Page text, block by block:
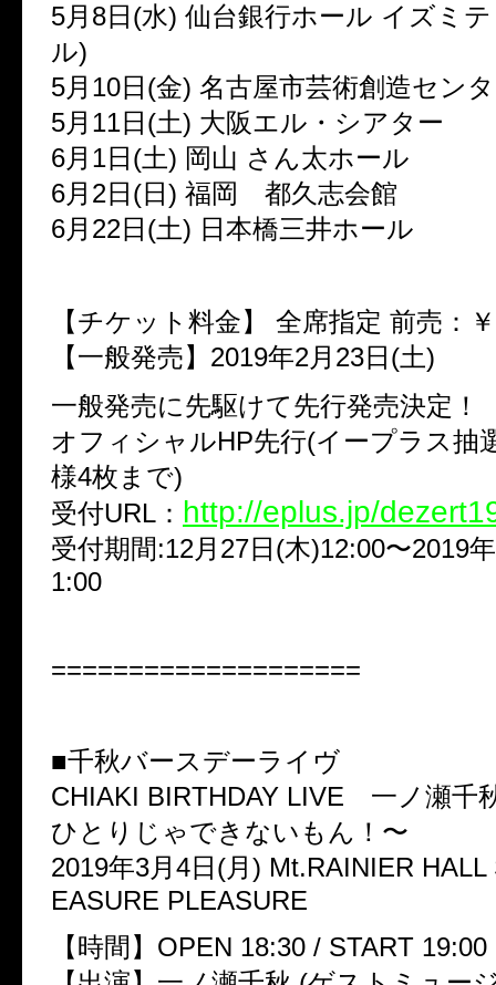
5月8日(水) 仙台銀行ホール イズミ
ル)
5月10日(金) 名古屋市芸術創造セン
5月11日(土) 大阪エル・シアター
6月1日(土) 岡山 さん太ホール
6月2日(日) 福岡 都久志会館
6月22日(土) 日本橋三井ホール
【チケット料金】 全席指定 前売：
【一般発売】2019年2月23日(土)
一般発売に先駆けて先行発売決定！
オフィシャルHP先行(イープラス抽
様4枚まで)
受付URL： http://eplus.jp/
受付期間:12月27日(木)12:00〜2019
1:00
====================
■千秋バースデーライヴ
CHIAKI BIRTHDAY LIVE 一ノ瀬千
ひとりじゃできないもん！〜
2019年3月4日(月) Mt.RAINIER HALL
EASURE PLEASURE
【時間】OPEN 18:30 / START 19:00